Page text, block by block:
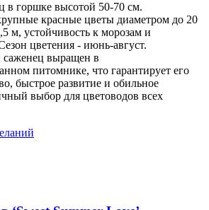
в горшке высотой 50-70 см.
красные цветы диаметром до 20
м, устойчивость к морозам и
цветения - июнь-август.
выращен в
питомнике, что гарантирует его
быстрое развитие и обильное
выбор для цветоводов всех